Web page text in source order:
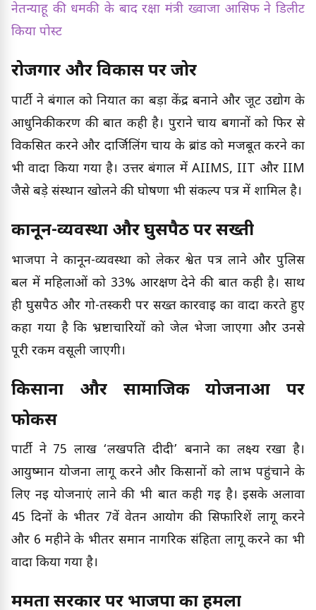
नेतन्याहू की धमकी के बाद रक्षा मंत्री ख्वाजा आसिफ ने डिलीट
किया पोस्ट
रोजगार और विकास पर जोर
पार्टी ने बंगाल को निर्यात का बड़ा केंद्र बनाने और जूट उद्योग के
आधुनिकीकरण की बात कही है। पुराने चाय बगानों को फिर से
विकसित करने और दार्जिलिंग चाय के ब्रांड को मजबूत करने का
भी वादा किया गया है। उत्तर बंगाल में AIIMS, IIT और IIM
जैसे बड़े संस्थान खोलने की घोषणा भी संकल्प पत्र में शामिल है।
कानून-व्यवस्था और घुसपैठ पर सख्ती
भाजपा ने कानून-व्यवस्था को लेकर श्वेत पत्र लाने और पुलिस
बल में महिलाओं को 33% आरक्षण देने की बात कही है। साथ
ही घुसपैठ और गो-तस्करी पर सख्त कार्रवाई का वादा करते हुए
कहा गया है कि भ्रष्टाचारियों को जेल भेजा जाएगा और उनसे
पूरी रकम वसूली जाएगी।
किसानों और सामाजिक योजनाओं पर
फोकस
पार्टी ने 75 लाख ‘लखपति दीदी’ बनाने का लक्ष्य रखा है।
आयुष्मान योजना लागू करने और किसानों को लाभ पहुंचाने के
लिए नई योजनाएं लाने की भी बात कही गई है। इसके अलावा
45 दिनों के भीतर 7वें वेतन आयोग की सिफारिशें लागू करने
और 6 महीने के भीतर समान नागरिक संहिता लागू करने का भी
वादा किया गया है।
ममता सरकार पर भाजपा का हमला